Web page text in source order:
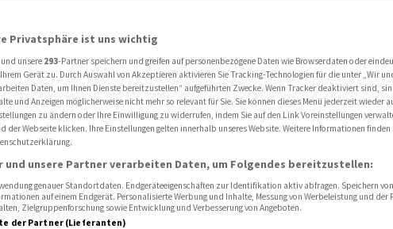
Fonds in Beteiligungs- und Realisierungsaktien
in
NG
Privatsphäre ist uns wichtig
unsere 293-Partner speichern und greifen auf personenbezogene Daten wie Browserdaten oder
Gerät zu. Durch Auswahl von Akzeptieren aktivieren Sie Tracking-Technologien für die unter „Wir
Daten, um Ihnen Dienste bereitzustellen“ aufgeführten Zwecke. Wenn Tracker deaktiviert sind,
und Anzeigen möglicherweise nicht mehr so relevant für Sie. Sie können dieses Menü jederzeit wieder
zu ändern oder Ihre Einwilligung zu widerrufen, indem Sie auf den Link Voreinstellungen
der Webseite klicken. Ihre Einstellungen gelten innerhalb unseres Website. Weitere Informationen finden
und unsere Partner verarbeiten Daten, um Folgendes bereitzustellen:
genauer Standortdaten. Endgeräteeigenschaften zur Identifikation aktiv abfragen. Speichern
auf einem Endgerät. Personalisierte Werbung und Inhalte, Messung von Werbeleistung und der
Zielgruppenforschung sowie Entwicklung und Verbesserung von Angeboten.
der Partner (Lieferanten)